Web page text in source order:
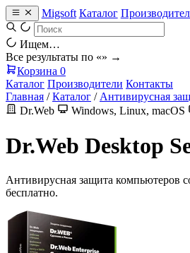
Migsoft Каталог
Ищем…
Все результаты по «» →
Корзина 0
Каталог Производители Контакты
Главная / Каталог / Антивирусная
Dr.Web
Windows, Linux, macOS
Dr.Web Desktop
Антивирусная защита компьютеров
бесплатно.